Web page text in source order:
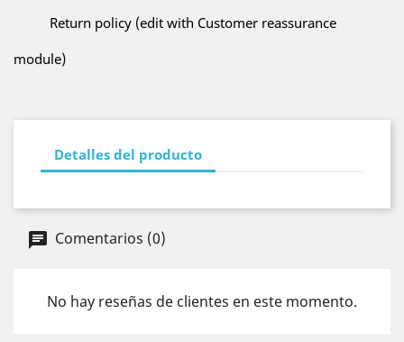
Return policy (edit with Customer reassurance
module)
Detalles del producto
Comentarios (0)
No hay reseñas de clientes en este momento.